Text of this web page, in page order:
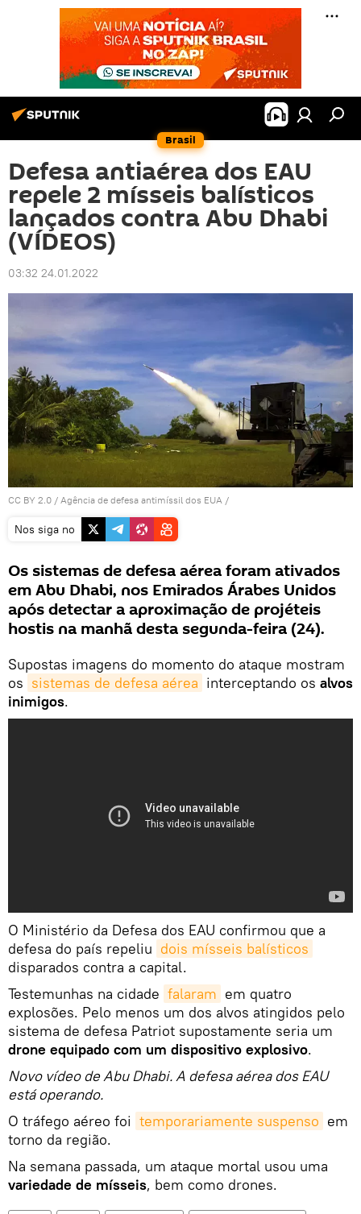
Brasil
Defesa antiaérea dos EAU
repele 2 mísseis balísticos
lançados contra Abu Dhabi
(VÍDEOS)
03:32 24.01.2022
CC BY 2.0 / Agência de defesa antimíssil dos EUA /
Nos siga no
Os sistemas de defesa aérea foram ativados
em Abu Dhabi, nos Emirados Árabes Unidos
após detectar a aproximação de projéteis
hostis na manhã desta segunda-feira (24).
Supostas imagens do momento do ataque mostram
os sistemas de defesa aérea interceptando os alvos
inimigos.
O Ministério da Defesa dos EAU confirmou que a
defesa do país repeliu dois mísseis balísticos
disparados contra a capital.
Testemunhas na cidade falaram em quatro
explosões. Pelo menos um dos alvos atingidos pelo
sistema de defesa Patriot supostamente seria um
drone equipado com um dispositivo explosivo.
Novo vídeo de Abu Dhabi. A defesa aérea dos EAU
está operando.
O tráfego aéreo foi temporariamente suspenso em
torno da região.
Na semana passada, um ataque mortal usou uma
variedade de mísseis, bem como drones.